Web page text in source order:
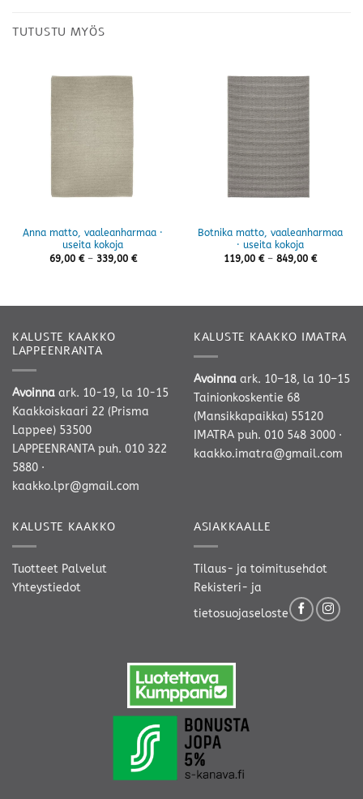
TUTUSTU MYÖS
Anna matto, vaaleanharmaa ·
useita kokoja
69,00 € – 339,00 €Hintaluokka:
Botnika matto, vaaleanharmaa
· useita kokoja
119,00 € – 849,00 €
KALUSTE KAAKKO
LAPPEENRANTA
Avoinna ark. 10-19, la 10-15
Kaakkoiskaari 22 (Prisma
Lappee) 53500
LAPPEENRANTA puh. 010 322
5880 ·
kaakko.lpr@gmail.com
KALUSTE KAAKKO IMATRA
Avoinna ark. 10–18, la 10–15
Tainionkoskentie 68
(Mansikkapaikka) 55120
IMATRA puh. 010 548 3000 ·
kaakko.imatra@gmail.com
KALUSTE KAAKKO
Tuotteet Palvelut
Yhteystiedot
ASIAKKAALLE
Tilaus- ja toimitusehdot
Rekisteri- ja
tietosuojaseloste